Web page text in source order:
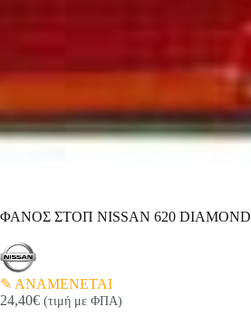
ΦΑΝΟΣ ΣΤΟΠ NISSAN 620 DIAMOND
ΑΝΑΜΕΝΕΤΑΙ
24,40€ (τιμή με ΦΠΑ)